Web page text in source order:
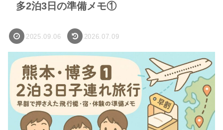
多2泊3日の準備メモ①
2025.09.06 2026.07.09